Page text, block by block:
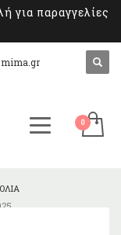
για παραγγελίες